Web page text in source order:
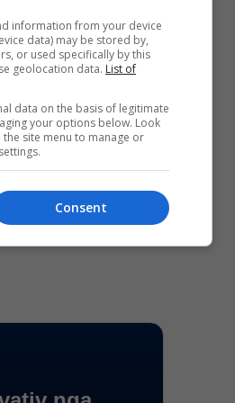
se do të
burgut.
në burg. Do të
që u ankonin,
të dihet të
information from your device
data) may be stored by,
or used specifically by this
geolocation data. List of
data on the basis of legitimate
your options below. Look
site menu to manage or
Consent